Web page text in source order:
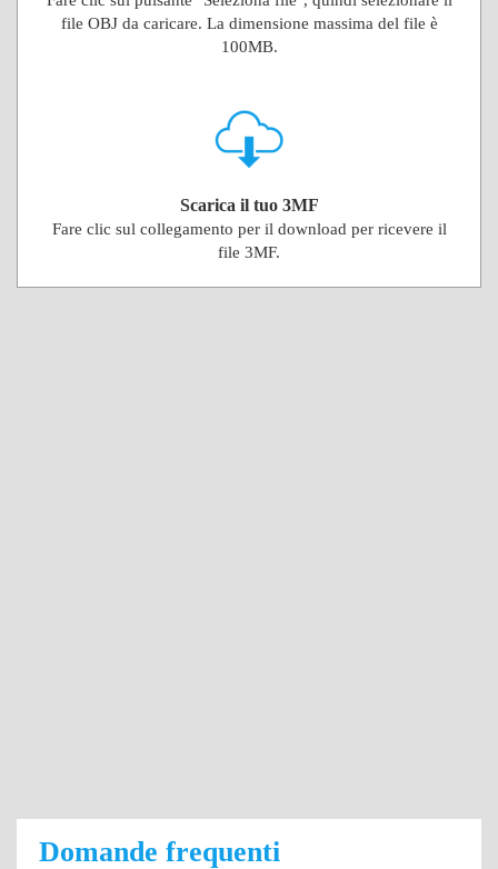
file OBJ da caricare. La dimensione massima del file è
100MB.
Scarica il tuo 3MF
Fare clic sul collegamento per il download per ricevere il
file 3MF.
Domande frequenti